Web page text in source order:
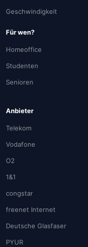
Geschwindigkeit
Für wen?
Homeoffice
Studenten
Senioren
Anbieter
Telekom
Vodafone
O2
1&1
congstar
freenet Internet
Deutsche Glasfaser
PYUR